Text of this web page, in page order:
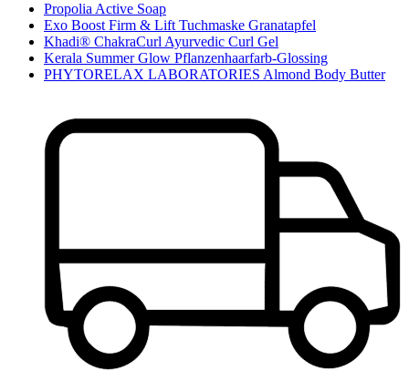
Propolia Active Soap
Exo Boost Firm & Lift Tuchmaske Granatapfel
Khadi® ChakraCurl Ayurvedic Curl Gel
Kerala Summer Glow Pflanzenhaarfarb-Glossing
PHYTORELAX LABORATORIES Almond Body Butter